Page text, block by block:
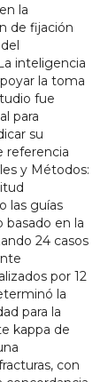
la
de fijación
inteligencia
la toma
fue
para
su
referencia
y Métodos:
las guías
basado en la
24 casos
por 12
la
para la
kappa de
con